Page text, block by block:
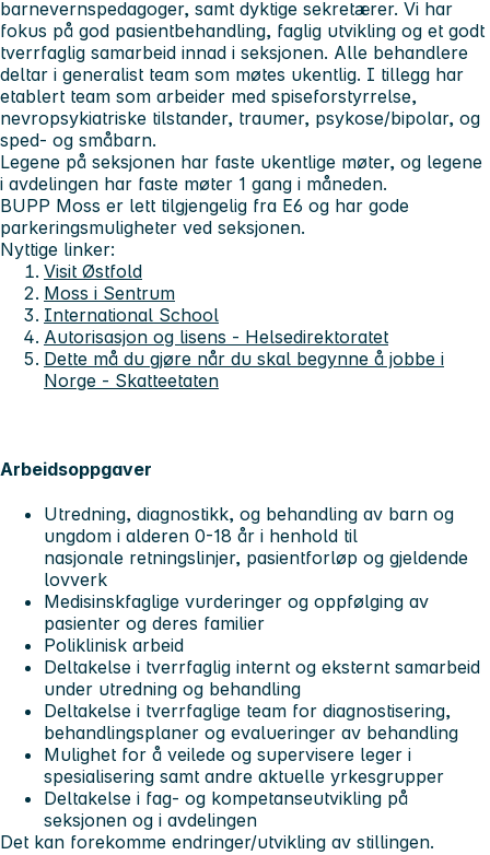
barnevernspedagoger, samt dyktige sekretærer. Vi har
fokus på god pasientbehandling, faglig utvikling og et godt
tverrfaglig samarbeid innad i seksjonen. Alle behandlere
deltar i generalist team som møtes ukentlig. I tillegg har
etablert team som arbeider med spiseforstyrrelse,
nevropsykiatriske tilstander, traumer, psykose/bipolar, og
sped- og småbarn.
Legene på seksjonen har faste ukentlige møter, og legene
i avdelingen har faste møter 1 gang i måneden.
BUPP Moss er lett tilgjengelig fra E6 og har gode
parkeringsmuligheter ved seksjonen.
Nyttige linker:
Visit Østfold
Moss i Sentrum
International School
Autorisasjon og lisens - Helsedirektoratet
Dette må du gjøre når du skal begynne å jobbe i
Norge - Skatteetaten
Arbeidsoppgaver
Utredning, diagnostikk, og behandling av barn og
ungdom i alderen 0-18 år i henhold til
nasjonale retningslinjer, pasientforløp og gjeldende
lovverk
Medisinskfaglige vurderinger og oppfølging av
pasienter og deres familier
Poliklinisk arbeid
Deltakelse i tverrfaglig internt og eksternt samarbeid
under utredning og behandling
Deltakelse i tverrfaglige team for diagnostisering,
behandlingsplaner og evalueringer av behandling
Mulighet for å veilede og supervisere leger i
spesialisering samt andre aktuelle yrkesgrupper
Deltakelse i fag- og kompetanseutvikling på
seksjonen og i avdelingen
Det kan forekomme endringer/utvikling av stillingen.